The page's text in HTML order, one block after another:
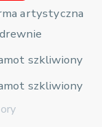
artystyczna
szkliwiony
szkliwiony